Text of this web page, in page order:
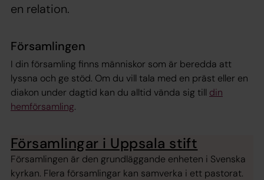
en relation.
Församlingen
I din församling finns människor som är beredda att
lyssna och ge stöd. Om du vill tala med en präst eller en
diakon under dagtid kan du alltid vända sig till din
hemförsamling.
Församlingar i Uppsala stift
Församlingen är den grundläggande enheten i Svenska
kyrkan. Flera församlingar kan samverka i ett pastorat.